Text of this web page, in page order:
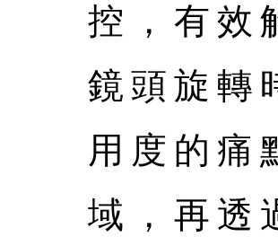
控，有效
鏡頭旋轉
用度的痛
域，再透